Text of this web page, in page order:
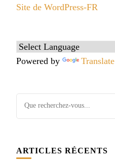
Site de WordPress-FR
Powered by Translate
Vous
ARTICLES RÉCENTS